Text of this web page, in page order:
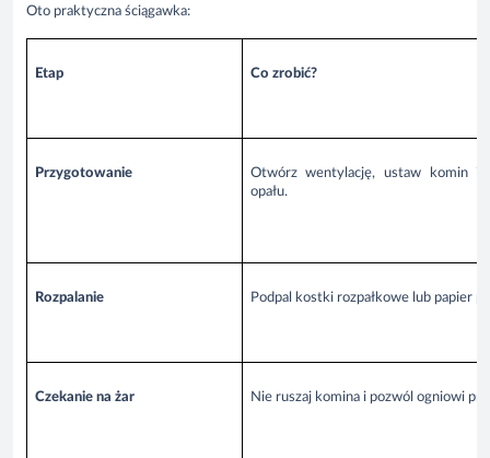
Oto praktyczna ściągawka:
Etap Co zrobić?
Przygotowanie
Otwórz wentylację, ustaw komin i
opału.
Rozpalanie Podpal kostki rozpałkowe lub papier
Czekanie na żar Nie ruszaj komina i pozwól ogniowi